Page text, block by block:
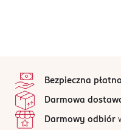
Bezpieczna
Darmowa
Darmowy odbiór